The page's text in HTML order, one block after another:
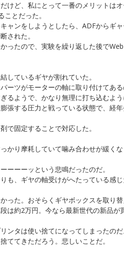
けど、私にとって一番のメリットは
とだった。
ャンをしようとしたら、ADFからギ
された。
ったので、実験を繰り返した後で
しているギヤが割れていた。
ーツがモーターの軸に取り付けてあ
るようで、かなり無理に打ち込むよ
張する圧力と戦っている状態で、経
で固定することで対応した。
かり摩耗していて噛み合わせが緩く
ーーーッという悲鳴だったのだ。
も、ギヤの軸受けがへたっている感
った。おそらくギヤボックスを取り
は約2万円。今なら最新世代の新品が
ンタは使い捨てになってしまったの
ててきただろう。悲しいことだ。